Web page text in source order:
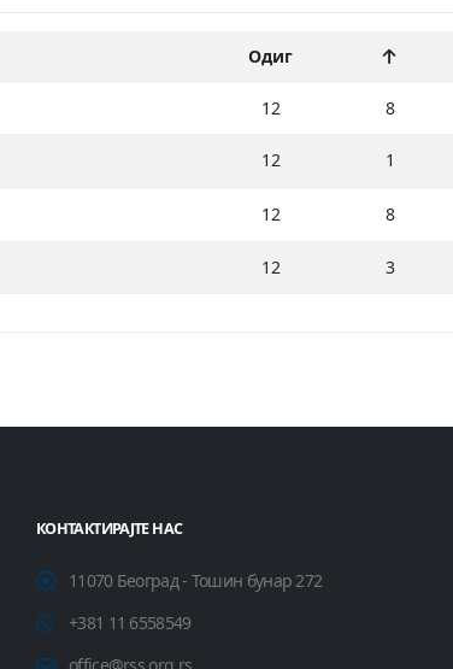
Одиг
12 8
12 1
12 8
12 3
КОНТАКТИРАЈТЕ НАС
11070 Београд - Тошин бунар 272
+381 11 6558549